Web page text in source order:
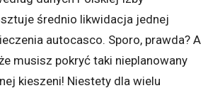
średnio likwidacja jednej
autocasco. Sporo, prawda? A
musisz pokryć taki nieplanowany
kieszeni! Niestety dla wielu